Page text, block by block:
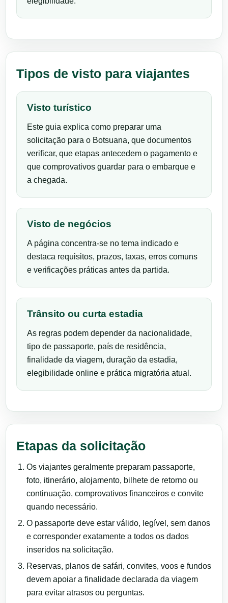
Tipos de visto para viajantes
Visto turístico
Este guia explica como preparar uma
solicitação para o Botsuana, que documentos
verificar, que etapas antecedem o pagamento e
que comprovativos guardar para o embarque e
a chegada.
Visto de negócios
A página concentra-se no tema indicado e
destaca requisitos, prazos, taxas, erros comuns
e verificações práticas antes da partida.
Trânsito ou curta estadia
As regras podem depender da nacionalidade,
tipo de passaporte, país de residência,
finalidade da viagem, duração da estadia,
elegibilidade online e prática migratória atual.
Etapas da solicitação
Os viajantes geralmente preparam passaporte,
foto, itinerário, alojamento, bilhete de retorno ou
continuação, comprovativos financeiros e convite
quando necessário.
O passaporte deve estar válido, legível, sem danos
e corresponder exatamente a todos os dados
inseridos na solicitação.
Reservas, planos de safári, convites, voos e fundos
devem apoiar a finalidade declarada da viagem
para evitar atrasos ou perguntas.